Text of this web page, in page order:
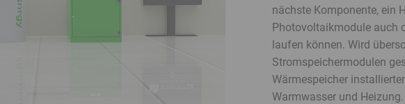
nächste Komponente, ein
Photovoltaikmodule auch
laufen können. Wird
Stromspeichermodulen
Wärmespeicher
Warmwasser und